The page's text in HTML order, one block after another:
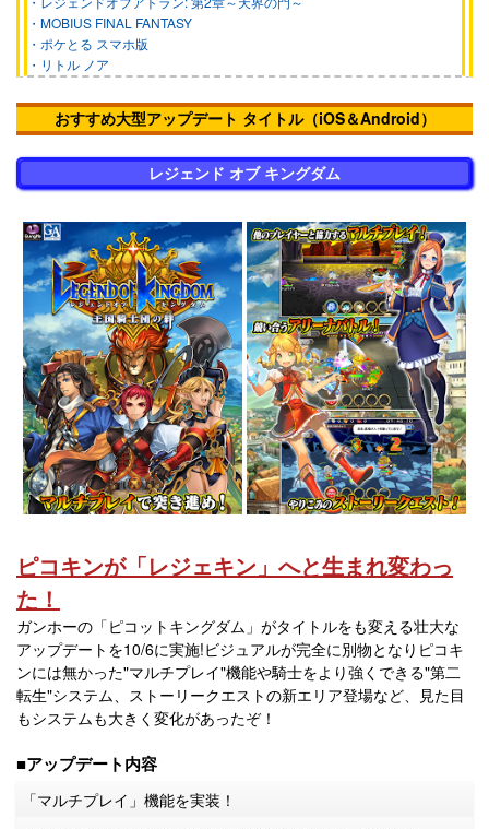
・MOBIUS FINAL FANTASY
・ポケとる スマホ版
・リトル ノア
おすすめ大型アップデート タイトル（iOS＆Android）
レジェンド オブ キングダム
ピコキンが「レジェキン」へと生まれ変わっ
た！
ガンホーの「ピコットキングダム」がタイトルをも変える壮大な
アップデートを10/6に実施!ビジュアルが完全に別物となりピコキ
ンには無かった"マルチプレイ"機能や騎士をより強くできる"第二
転生"システム、ストーリークエストの新エリア登場など、見た目
もシステムも大きく変化があったぞ！
■アップデート内容
「マルチプレイ」機能を実装！